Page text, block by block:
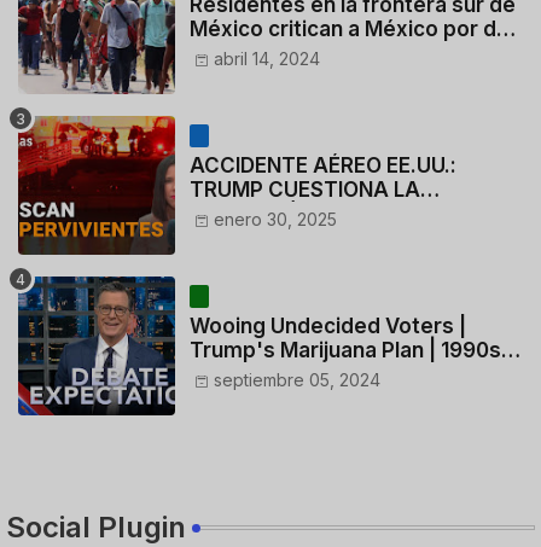
Residentes en la frontera sur de
México critican a México por dar
110 dólares a migrantes
abril 14, 2024
ACCIDENTE AÉREO EE.UU.:
TRUMP CUESTIONA LA
ACTUACIÓN DE LOS
enero 30, 2025
Wooing Undecided Voters |
Trump's Marijuana Plan | 1990s
Porn Expert Mark Robinson
septiembre 05, 2024
Social Plugin